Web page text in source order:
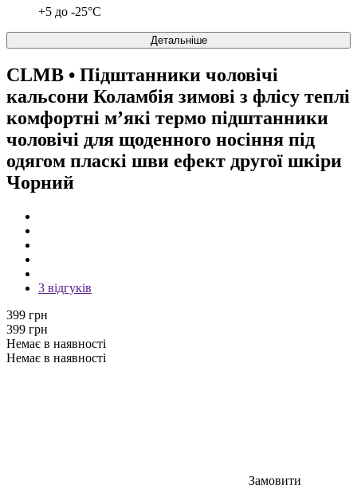
+5 до -25°C
Детальніше
CLMB • Підштанники чоловічі
кальсони Коламбія зимові з флісу теплі
комфортні м’які термо підштанники
чоловічі для щоденного носіння під
одягом пласкі шви ефект другої шкіри
Чорний
3 відгуків
399 грн
399 грн
Немає в наявності
Немає в наявності
Замовити